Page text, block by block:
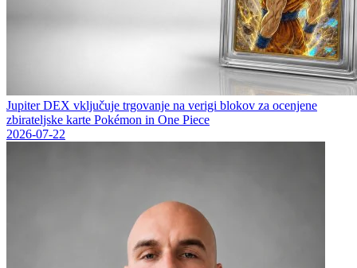
Jupiter DEX vključuje trgovanje na verigi blokov za ocenjene
zbirateljske karte Pokémon in One Piece
2026-07-22